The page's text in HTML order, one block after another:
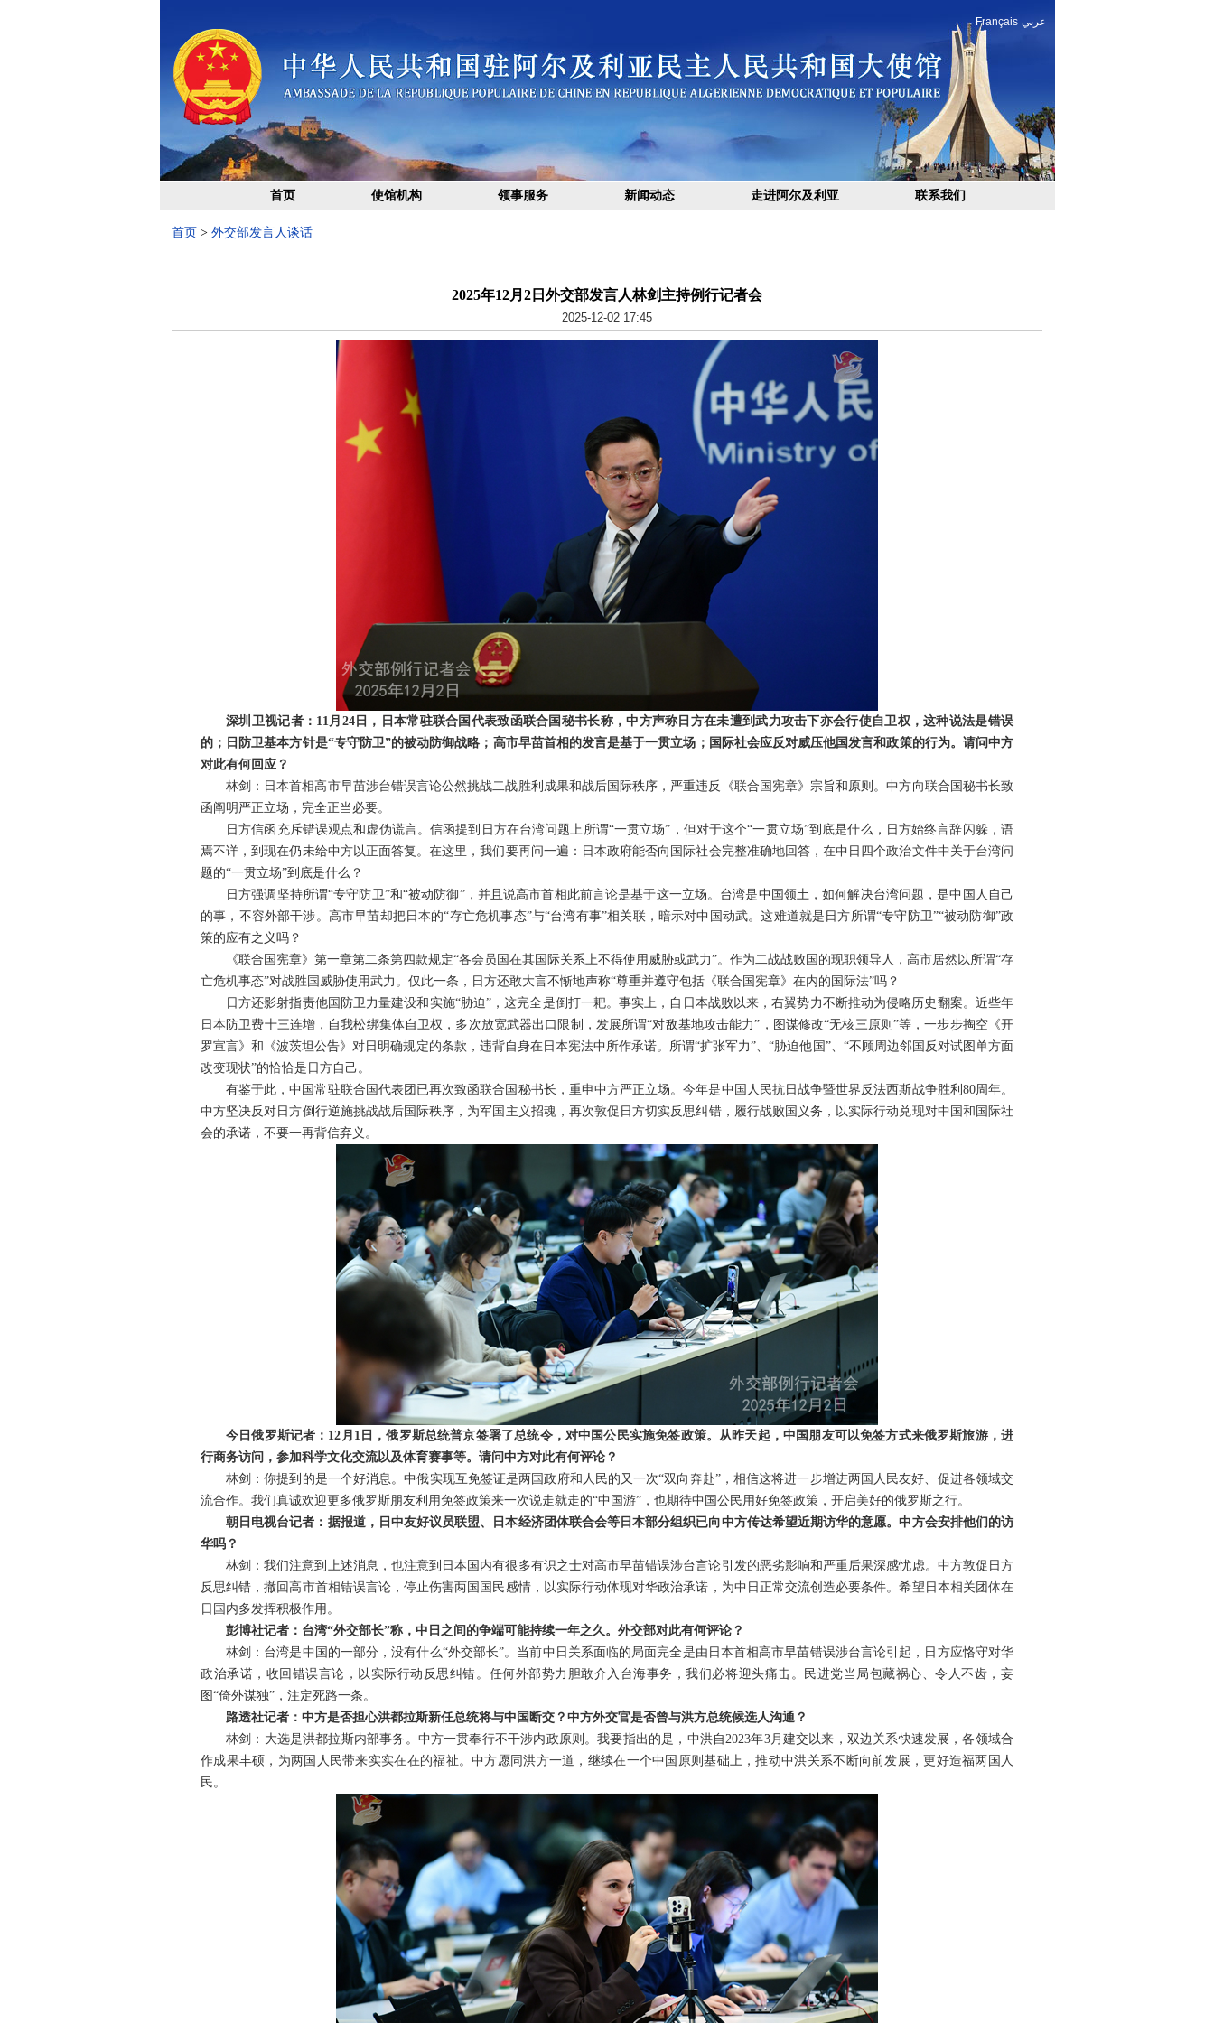
Français عربي
首页 使馆机构 领事服务 新闻动态 走进阿尔及利亚 联系我们
首页 > 外交部发言人谈话
2025年12月2日外交部发言人林剑主持例行记者会
2025-12-02 17:45
深圳卫视记者：11月24日，日本常驻联合国代表致函联合国秘书长称，中方声称日方在未遭到武力攻击下亦会行使自卫权，这种说法是错误
的；日防卫基本方针是“专守防卫”的被动防御战略；高市早苗首相的发言是基于一贯立场；国际社会应反对威压他国发言和政策的行为。请问中方
对此有何回应？
林剑：日本首相高市早苗涉台错误言论公然挑战二战胜利成果和战后国际秩序，严重违反《联合国宪章》宗旨和原则。中方向联合国秘书长致
函阐明严正立场，完全正当必要。
日方信函充斥错误观点和虚伪谎言。信函提到日方在台湾问题上所谓“一贯立场”，但对于这个“一贯立场”到底是什么，日方始终言辞闪躲，语
焉不详，到现在仍未给中方以正面答复。在这里，我们要再问一遍：日本政府能否向国际社会完整准确地回答，在中日四个政治文件中关于台湾问
题的“一贯立场”到底是什么？
日方强调坚持所谓“专守防卫”和“被动防御”，并且说高市首相此前言论是基于这一立场。台湾是中国领土，如何解决台湾问题，是中国人自己
的事，不容外部干涉。高市早苗却把日本的“存亡危机事态”与“台湾有事”相关联，暗示对中国动武。这难道就是日方所谓“专守防卫”“被动防御”政
策的应有之义吗？
《联合国宪章》第一章第二条第四款规定“各会员国在其国际关系上不得使用威胁或武力”。作为二战战败国的现职领导人，高市居然以所谓“存
亡危机事态”对战胜国威胁使用武力。仅此一条，日方还敢大言不惭地声称“尊重并遵守包括《联合国宪章》在内的国际法”吗？
日方还影射指责他国防卫力量建设和实施“胁迫”，这完全是倒打一耙。事实上，自日本战败以来，右翼势力不断推动为侵略历史翻案。近些年
日本防卫费十三连增，自我松绑集体自卫权，多次放宽武器出口限制，发展所谓“对敌基地攻击能力”，图谋修改“无核三原则”等，一步步掏空《开
罗宣言》和《波茨坦公告》对日明确规定的条款，违背自身在日本宪法中所作承诺。所谓“扩张军力”、“胁迫他国”、“不顾周边邻国反对试图单方面
改变现状”的恰恰是日方自己。
有鉴于此，中国常驻联合国代表团已再次致函联合国秘书长，重申中方严正立场。今年是中国人民抗日战争暨世界反法西斯战争胜利80周年。
中方坚决反对日方倒行逆施挑战战后国际秩序，为军国主义招魂，再次敦促日方切实反思纠错，履行战败国义务，以实际行动兑现对中国和国际社
会的承诺，不要一再背信弃义。
今日俄罗斯记者： 12 月 1日，俄罗斯总统普京签署了总统令，对中国公民实施免签政策。从昨天起，中国朋友可以免签方式来俄罗斯旅游，进
行商务访问，参加科学文化交流以及体育赛事等。请问中方对此有何评论？
林剑：你提到的是一个好消息。中俄实现互免签证是两国政府和人民的又一次“双向奔赴”，相信这将进一步增进两国人民友好、促进各领域交
流合作。我们真诚欢迎更多俄罗斯朋友利用免签政策来一次说走就走的“中国游”，也期待中国公民用好免签政策，开启美好的俄罗斯之行。
朝日电视台记者：据报道，日中友好议员联盟、日本经济团体联合会等日本部分组织已向中方传达希望近期访华的意愿。中方会安排他们的访
华吗？
林剑：我们注意到上述消息，也注意到日本国内有很多有识之士对高市早苗错误涉台言论引发的恶劣影响和严重后果深感忧虑。中方敦促日方
反思纠错，撤回高市首相错误言论，停止伤害两国国民感情，以实际行动体现对华政治承诺，为中日正常交流创造必要条件。希望日本相关团体在
日国内多发挥积极作用。
彭博社记者：台湾“外交部长”称，中日之间的争端可能持续一年之久。外交部对此有何评论？
林剑：台湾是中国的一部分，没有什么“外交部长”。当前中日关系面临的局面完全是由日本首相高市早苗错误涉台言论引起，日方应恪守对华
政治承诺，收回错误言论，以实际行动反思纠错。任何外部势力胆敢介入台海事务，我们必将迎头痛击。民进党当局包藏祸心、令人不齿，妄
图“倚外谋独”，注定死路一条。
路透社记者：中方是否担心洪都拉斯新任总统将与中国断交？中方外交官是否曾与洪方总统候选人沟通？
林剑：大选是洪都拉斯内部事务。中方一贯奉行不干涉内政原则。我要指出的是，中洪自2023年3月建交以来，双边关系快速发展，各领域合
作成果丰硕，为两国人民带来实实在在的福祉。中方愿同洪方一道，继续在一个中国原则基础上，推动中洪关系不断向前发展，更好造福两国人
民。